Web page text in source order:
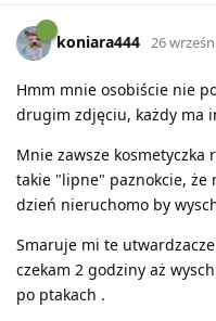
koniara444 26
Hmm mnie osobiście nie
drugim zdjęciu, każdy ma
Mnie zawsze kosmetyczka
takie "lipne" paznokcie, że
dzień nieruchomo by
Smaruje mi te
czekam 2 godziny aż
po ptakach .